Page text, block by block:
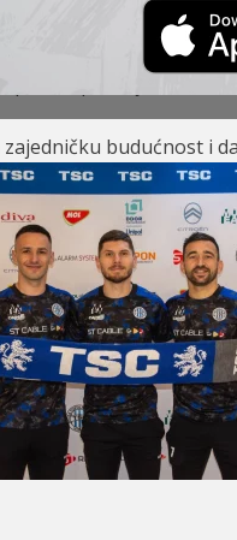
Milan Radin i
naš klub i naši
upečatljivim
budućnost i